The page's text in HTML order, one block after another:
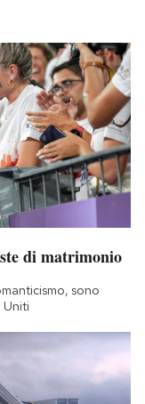
di matrimonio
sono
Uniti